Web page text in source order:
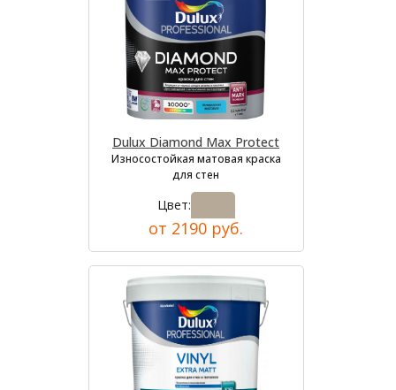
Dulux Diamond Max Protect
Износостойкая матовая краска
для стен
Цвет:
от 2190 руб.